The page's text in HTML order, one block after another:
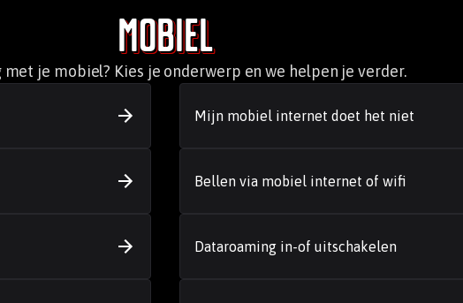
Mobiel
met je mobiel? Kies je onderwerp en we helpen je verder.
Mijn mobiel internet doet het niet
Bellen via mobiel internet of wifi
Dataroaming in-of uitschakelen